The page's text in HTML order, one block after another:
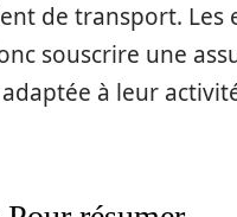
de transport. Les
souscrire une
à leur